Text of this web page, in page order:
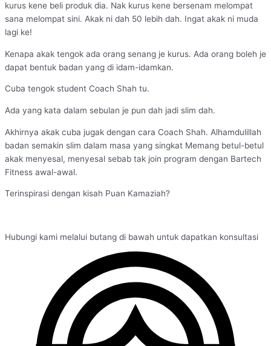
kurus kene beli produk dia. Nak kurus kene bersenam melompat
sana melompat sini. Akak ni dah 50 lebih dah. Ingat akak ni muda
lagi ke!
Kenapa akak tengok ada orang senang je kurus. Ada orang boleh je
dapat bentuk badan yang di idam-idamkan.
Cuba tengok student Coach Shah tu.
Ada yang kata dalam sebulan je pun dah jadi slim dah.
Akhirnya akak cuba jugak dengan cara Coach Shah. Alhamdulillah
badan semakin slim dalam masa yang singkat Memang betul-betul
akak menyesal, menyesal sebab tak join program dengan Bartech
Fitness awal-awal.
Terinspirasi dengan kisah Puan Kamaziah?
Hubungi kami melalui butang di bawah untuk dapatkan konsultasi